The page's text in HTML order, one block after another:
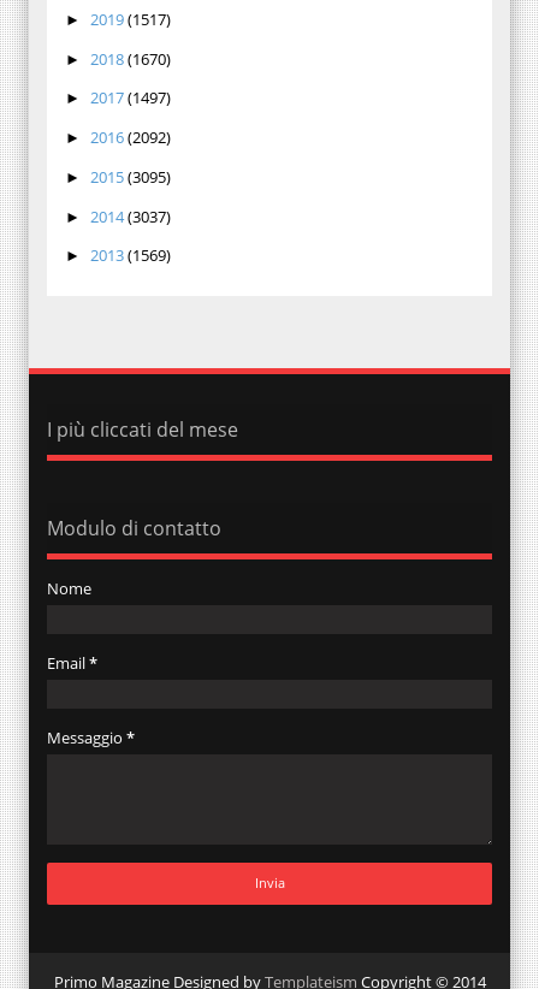
► 2019(1517)
► 2018(1670)
► 2017(1497)
► 2016(2092)
► 2015(3095)
► 2014(3037)
► 2013(1569)
I più cliccati del mese
Modulo di contatto
Nome
Email*
Messaggio *
Primo Magazine Designed byTemplateism Copyright © 2014